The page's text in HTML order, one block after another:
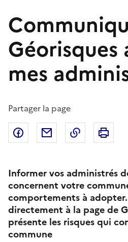
Géorisques
mes
Partager la page
Partager sur Facebook
Partager par email
Copier
Informer vos administrés
concernent votre
comportements à
directement à la page de
présente les risques qui
commune